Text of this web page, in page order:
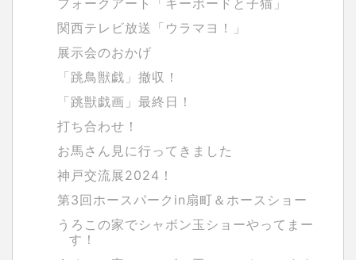
フォークアート「キーボードと子猫」
関西テレビ放送「ウラマヨ！」
展示会のおかげ
「跳鳥獣戯」撤収！
「跳獣戯画」最終日！
打ち合わせ！
お馬さん見に行ってきました
神戸交流展2024！
第3回ホースパークin扇町＆ホースショー
うろこの家でシャボン玉ショーやってまー
す！